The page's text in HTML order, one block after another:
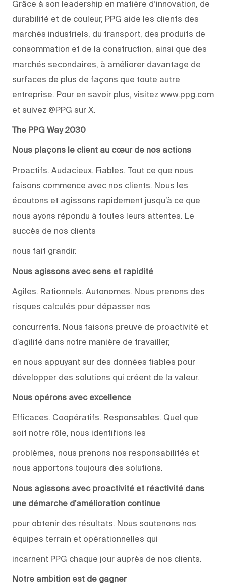
Grâce à son leadership en matière d’innovation, de
durabilité et de couleur, PPG aide les clients des
marchés industriels, du transport, des produits de
consommation et de la construction, ainsi que des
marchés secondaires, à améliorer davantage de
surfaces de plus de façons que toute autre
entreprise. Pour en savoir plus, visitez www.ppg.com
et suivez @PPG sur X.
The PPG Way 2030
Nous plaçons le client au cœur de nos actions
Proactifs. Audacieux. Fiables. Tout ce que nous
faisons commence avec nos clients. Nous les
écoutons et agissons rapidement jusqu’à ce que
nous ayons répondu à toutes leurs attentes. Le
succès de nos clients
nous fait grandir.
Nous agissons avec sens et rapidité
Agiles. Rationnels. Autonomes. Nous prenons des
risques calculés pour dépasser nos
concurrents. Nous faisons preuve de proactivité et
d’agilité dans notre manière de travailler,
en nous appuyant sur des données fiables pour
développer des solutions qui créent de la valeur.
Nous opérons avec excellence
Efficaces. Coopératifs. Responsables. Quel que
soit notre rôle, nous identifions les
problèmes, nous prenons nos responsabilités et
nous apportons toujours des solutions.
Nous agissons avec proactivité et réactivité dans
une démarche d’amélioration continue
pour obtenir des résultats. Nous soutenons nos
équipes terrain et opérationnelles qui
incarnent PPG chaque jour auprès de nos clients.
Notre ambition est de gagner